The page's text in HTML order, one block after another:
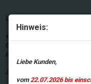
Hinweis:
Liebe Kunden,
vom22.07.2026 bis
Liebe Kunden,
vom
Onlineshop urlaubsbedingt
In dieser Zeit werden
Ab dem 04.08.2026 sind wir
dieser Website zu
Informationen zur Nutzung
Website werden daher an
übermittelt. Mit der Nutzung
Website erklären Sie sich
einverstanden, dass wir